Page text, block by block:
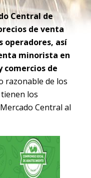
Central de
de venta
operadores, así
minorista en
comercios de
razonable de los
los
Central al